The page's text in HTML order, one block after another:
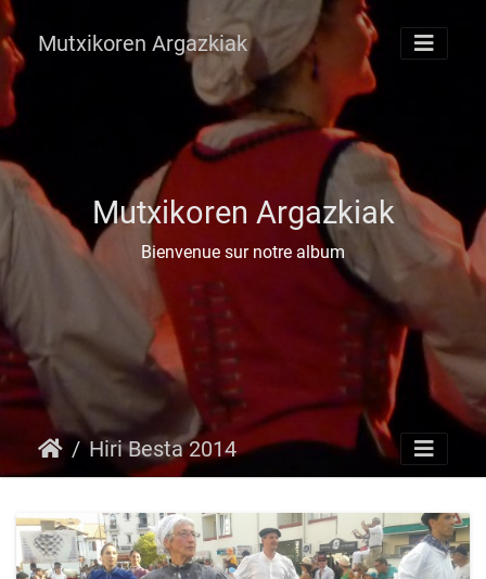
Mutxikoren Argazkiak
Mutxikoren Argazkiak
Bienvenue sur notre album
Hiri Besta 2014